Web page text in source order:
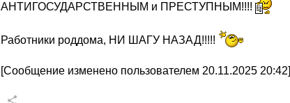
АНТИГОСУДАРСТВЕННЫМ и ПРЕСТУПНЫМ!!!!
Работники роддома, НИ ШАГУ НАЗАД!!!!!
[Сообщение изменено пользователем 20.11.2025 20:42]